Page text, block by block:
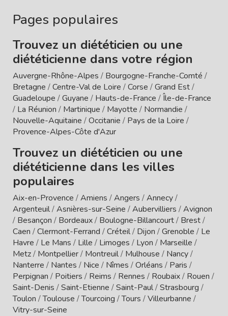
Pages populaires
Trouvez un diététicien ou une
diététicienne dans votre région
Auvergne-Rhône-Alpes / Bourgogne-Franche-Comté /
Bretagne /Centre-Val de Loire /Corse /Grand Est/
Guadeloupe /Guyane / Hauts-de-France /Île-de-France
/ La Réunion / Martinique / Mayotte / Normandie /
Nouvelle-Aquitaine /Occitanie / Pays de la Loire /
Provence-Alpes-Côte d'Azur
Trouvez un diététicien ou une
diététicienne dans les villes
populaires
Aix-en-Provence /Amiens /Angers /Annecy/
Argenteuil/Asnières-sur-Seine /Aubervilliers /Avignon
/ Besançon / Bordeaux/ Boulogne-Billancourt/ Brest/
Caen /Clermont-Ferrand /Créteil/ Dijon /Grenoble / Le
Havre / Le Mans / Lille / Limoges / Lyon / Marseille /
Metz/ Montpellier/ Montreuil/ Mulhouse / Nancy/
Nanterre / Nantes / Nice / Nîmes /Orléans / Paris /
Perpignan / Poitiers / Reims / Rennes / Roubaix/ Rouen /
Saint-Denis /Saint-Etienne /Saint-Paul/Strasbourg /
Toulon /Toulouse /Tourcoing /Tours /Villeurbanne /
Vitry-sur-Seine